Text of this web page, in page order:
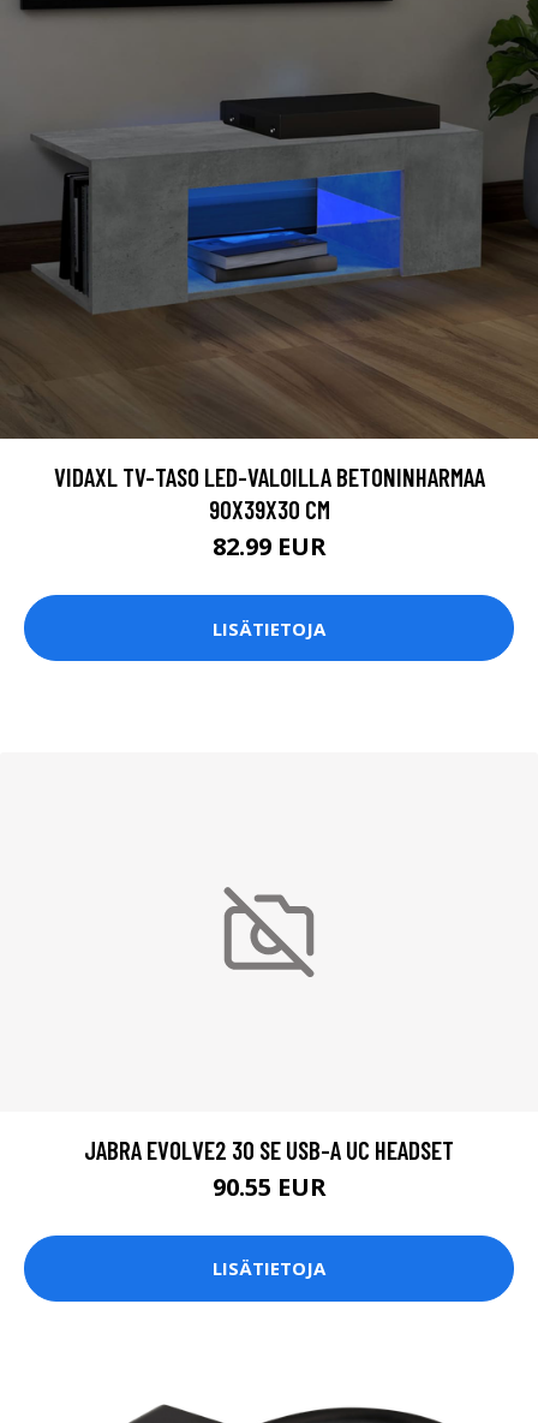
VIDAXL TV-TASO LED-VALOILLA BETONINHARMAA
90X39X30 CM
82.99 EUR
LISÄTIETOJA
JABRA EVOLVE2 30 SE USB-A UC HEADSET
90.55 EUR
LISÄTIETOJA